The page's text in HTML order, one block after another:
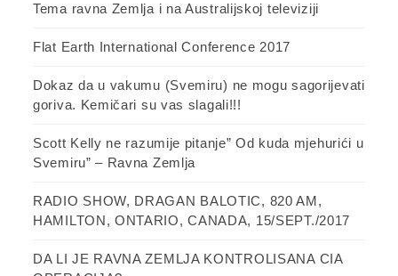
Tema ravna Zemlja i na Australijskoj televiziji
Flat Earth International Conference 2017
Dokaz da u vakumu (Svemiru) ne mogu sagorijevati
goriva. Kemičari su vas slagali!!!
Scott Kelly ne razumije pitanje” Od kuda mjehurići u
Svemiru” – Ravna Zemlja
RADIO SHOW, DRAGAN BALOTIC, 820 AM,
HAMILTON, ONTARIO, CANADA, 15/SEPT./2017
DA LI JE RAVNA ZEMLJA KONTROLISANA CIA